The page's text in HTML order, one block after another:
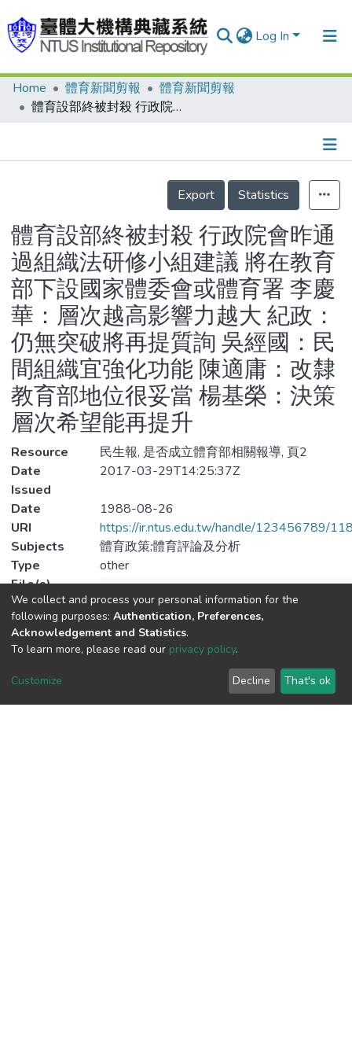
Log In
Communities & Collections
Statistics
Home 體育新聞剪報
體育新聞剪報
體育設部終被封殺 行政院會昨通過組織法研修小組建議 將在教育部下設國家體委會或體育署 李慶華：層次越高影響力越大 紀政：仍無突破將再提質詢 吳經國：民間組織宜強化功能 陳適庸：改隸教育部地位很妥當 楊基榮：決策層次希望能再提升
Details
Export
Statistics
體育設部終被封殺 行政院會昨通
過組織法研修小組建議 將在教育
部下設國家體委會或體育署 李慶
華：層次越高影響力越大 紀政：
仍無突破將再提質詢 吳經國：民
間組織宜強化功能 陳適庸：改隸
教育部地位很妥當 楊基榮：決策
層次希望能再提升
Resource
民生報, 是否成立體育部相關報導, 頁2
Date
Issued
2017-03-29T14:25:37Z
Date
1988-08-26
URI
https://ir.ntus.edu.tw/handle/123456789/
Subjects
體育政策;體育評論及分析
Type
other
File(s)
We collect and process your personal information for the
following purposes: Authentication, Preferences,
Acknowledgement and Statistics.
To learn more, please read our privacy policy.
Customize Decline That's ok